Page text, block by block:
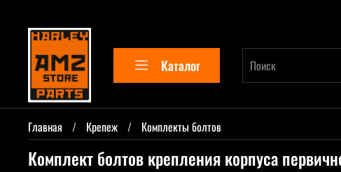
Каталог
Главная Крепеж Комплекты болтов
Комплект болтов крепления корпуса